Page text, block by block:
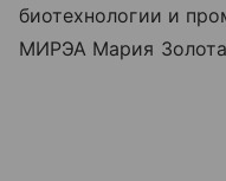
биотехнологии и
МИРЭА Мария